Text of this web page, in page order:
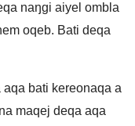
naŋgi aiyel ombla
oqeb. Bati deqa
bati kereonaqa a
maqej deqa aqa